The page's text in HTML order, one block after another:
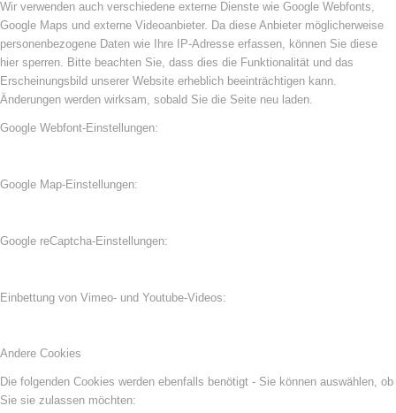
Wir verwenden auch verschiedene externe Dienste wie Google Webfonts,
Google Maps und externe Videoanbieter. Da diese Anbieter möglicherweise
personenbezogene Daten wie Ihre IP-Adresse erfassen, können Sie diese
hier sperren. Bitte beachten Sie, dass dies die Funktionalität und das
Erscheinungsbild unserer Website erheblich beeinträchtigen kann.
Änderungen werden wirksam, sobald Sie die Seite neu laden.
Google Webfont-Einstellungen:
Google Map-Einstellungen:
Google reCaptcha-Einstellungen:
Einbettung von Vimeo- und Youtube-Videos:
Andere Cookies
Die folgenden Cookies werden ebenfalls benötigt - Sie können auswählen, ob
Sie sie zulassen möchten: